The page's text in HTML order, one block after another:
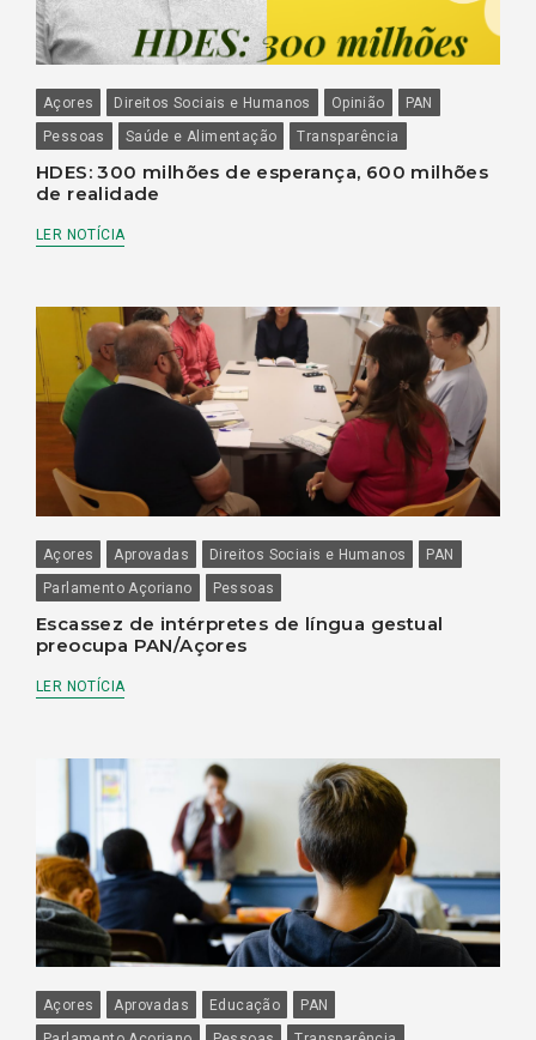
Açores Direitos Sociais e Humanos Opinião
PAN
Pessoas
Saúde e Alimentação Transparência
HDES: 300 milhões de esperança, 600 milhões
de realidade
LER NOTÍCIA
Açores Aprovadas Direitos Sociais e Humanos
PAN
Parlamento Açoriano
Pessoas
Escassez de intérpretes de língua gestual
preocupa PAN/Açores
LER NOTÍCIA
Açores Aprovadas Educação
PAN